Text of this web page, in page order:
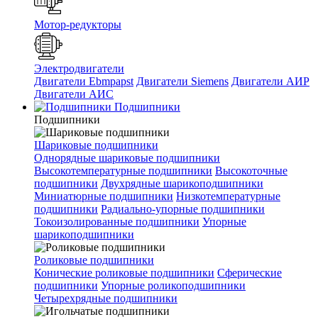
Мотор-редукторы
Электродвигатели
Двигатели Ebmpapst Двигатели Siemens Двигатели АИР
Двигатели АИС
Подшипники
Подшипники
Шариковые подшипники
Однорядные шариковые подшипники
Высокотемпературные подшипники Высокоточные
подшипники Двухрядные шарикоподшипники
Миниатюрные подшипники Низкотемпературные
подшипники Радиально-упорные подшипники
Токоизолированные подшипники Упорные
шарикоподшипники
Роликовые подшипники
Конические роликовые подшипники Сферические
подшипники Упорные роликоподшипники
Четырехрядные подшипники